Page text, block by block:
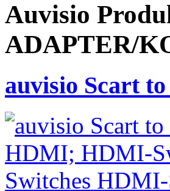
Auvisio
ADAPTER/
auvisio Scart